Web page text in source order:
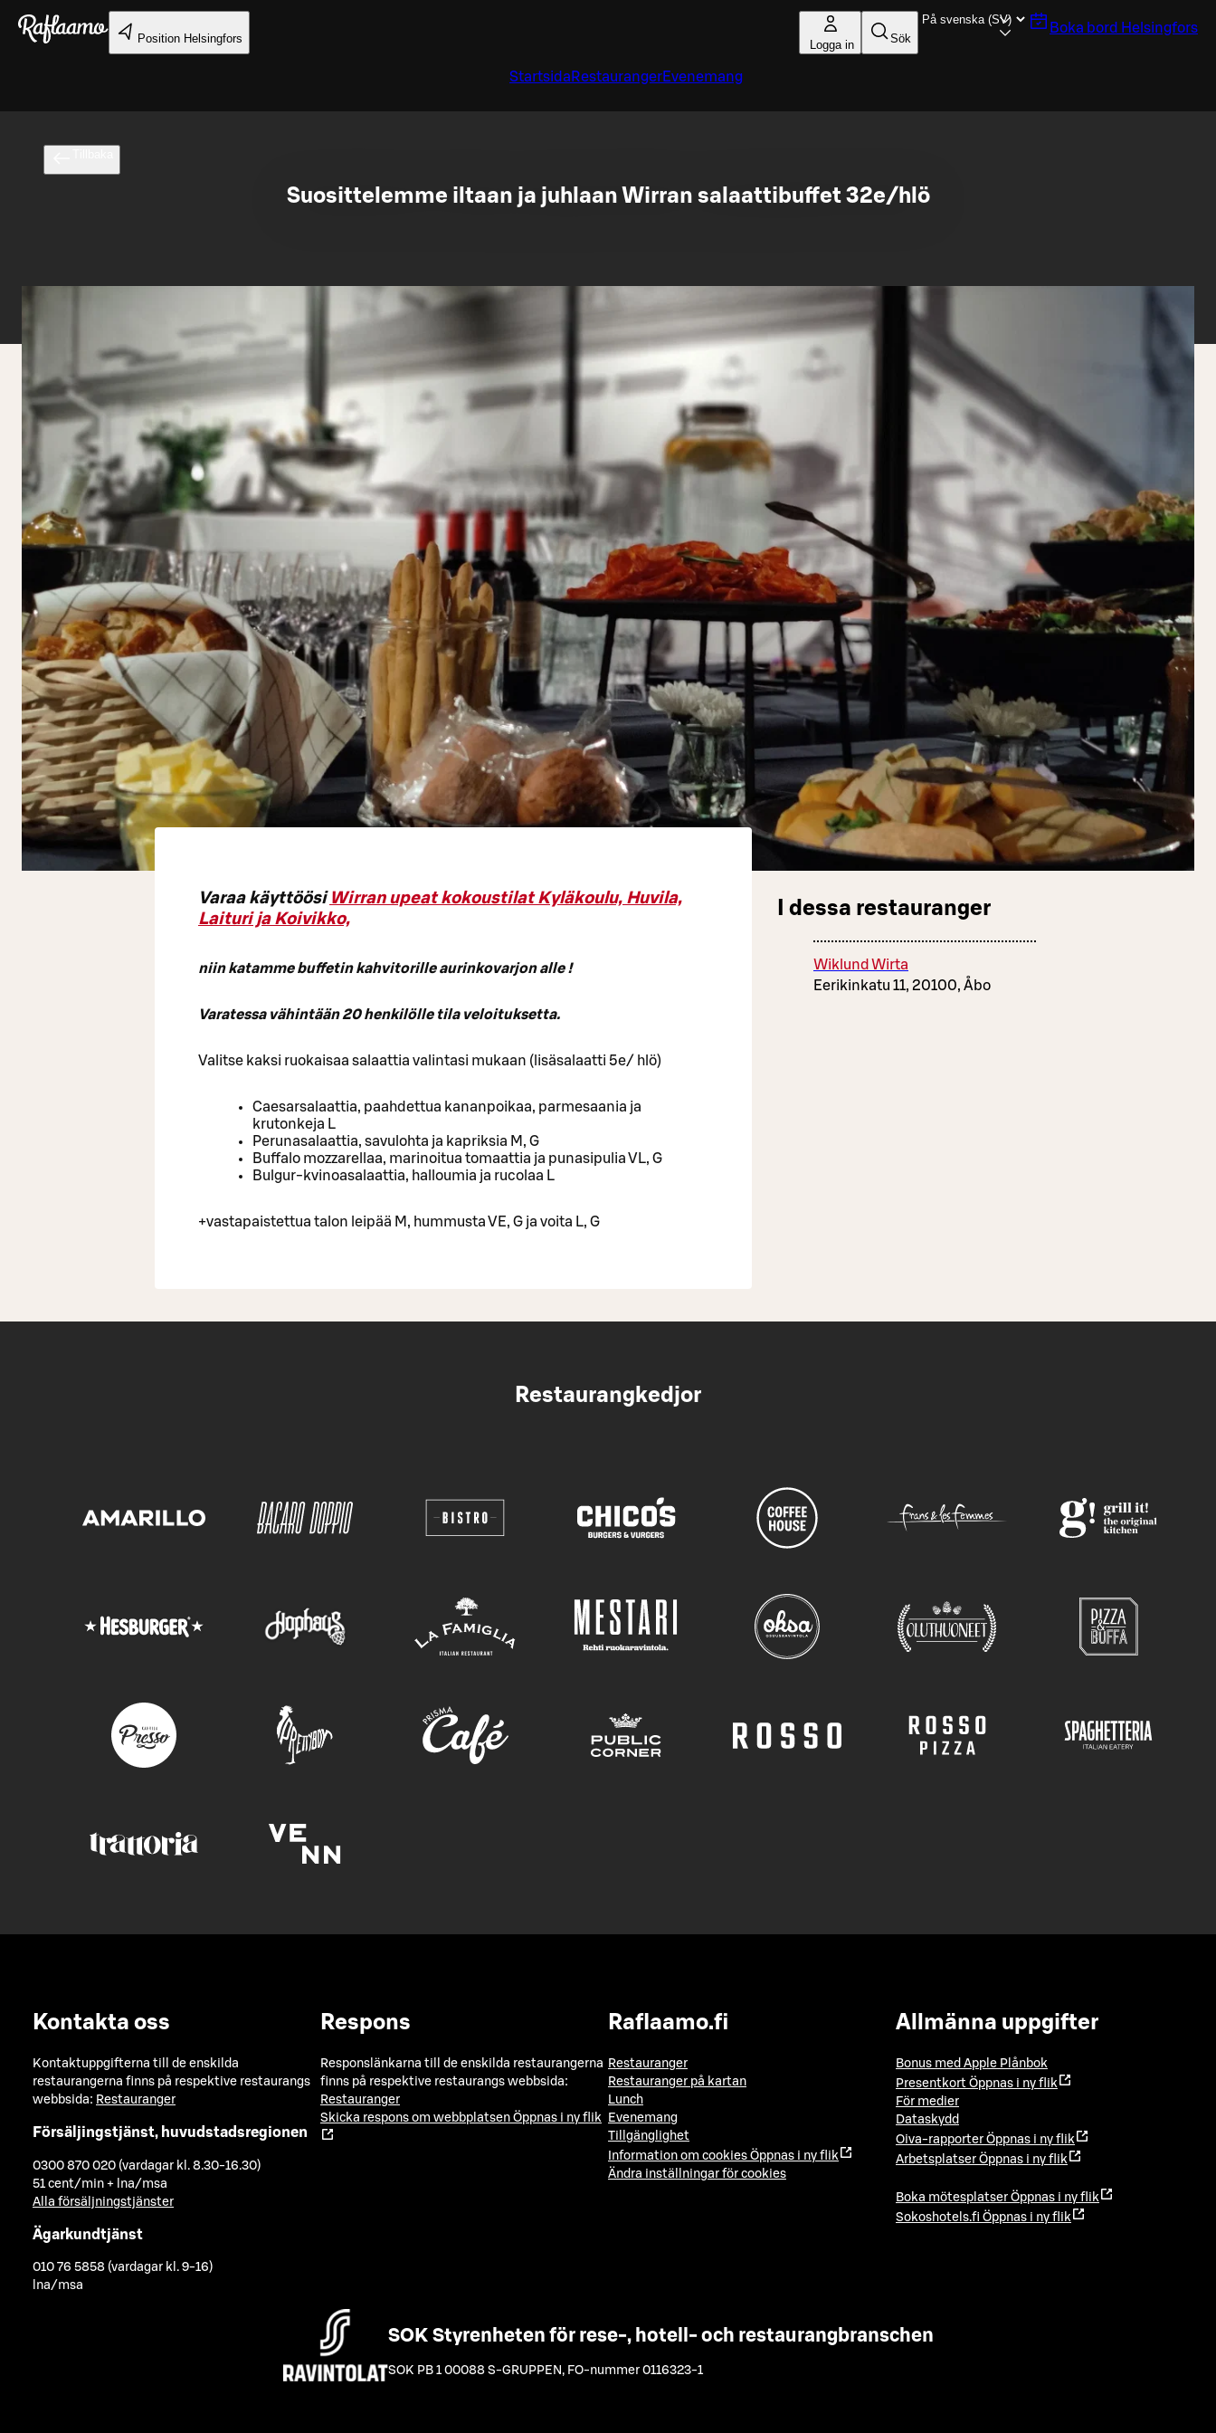
Gå till huvudinnehållet
Position Helsingfors Logga in Sök
Boka bord Helsingfors
Startsida RestaurangerEvenemang
Suosittelemme iltaan ja juhlaan Wirran salaattibuffet 32e/hlö
Varaa käyttöösi Wirran upeat kokoustilat Kyläkoulu, Huvila,
Laituri ja Koivikko,
niin katamme buffetin kahvitorille aurinkovarjon alle !
Varatessa vähintään 20 henkilölle tila veloituksetta.
Valitse kaksi ruokaisaa salaattia valintasi mukaan (lisäsalaatti 5e/ hlö)
Caesarsalaattia, paahdettua kananpoikaa, parmesaania ja
krutonkeja L
Perunasalaattia, savulohta ja kapriksia M, G
Buffalo mozzarellaa, marinoitua tomaattia ja punasipulia VL, G
Bulgur-kvinoasalaattia, halloumia ja rucolaa L
+vastapaistettua talon leipää M, hummusta VE, G ja voita L, G
I dessa restauranger
Wiklund Wirta
Eerikinkatu 11, 20100, Åbo
Restaurangkedjor
Kontakta oss
Kontaktuppgifterna till de enskilda
restaurangerna finns på respektive restaurangs
webbsida: Restauranger
Försäljingstjänst, huvudstadsregionen
0300 870 020 (vardagar kl. 8.30-16.30)
51 cent/min + lna/msa
Alla försäljningstjänster
Ägarkundtjänst
010 76 5858 (vardagar kl. 9-16)
lna/msa
Respons
Responslänkarna till de enskilda restaurangerna
finns på respektive restaurangs webbsida:
Restauranger
Skicka respons om webbplatsen Öppnas i ny flik
Raflaamo.fi
Restauranger
Restauranger på kartan
Lunch
Evenemang
Tillgänglighet
Information om cookies Öppnas i ny flik
Ändra inställningar för cookies
Allmänna uppgifter
Bonus med Apple Plånbok
Presentkort Öppnas i ny flik
För medier
Dataskydd
Oiva-rapporter Öppnas i ny flik
Arbetsplatser Öppnas i ny flik
Boka mötesplatser Öppnas i ny flik
Sokoshotels.fi Öppnas i ny flik
SOK Styrenheten för rese-, hotell- och restaurangbranschen
SOK PB 1 00088 S-GRUPPEN , FO-nummer 0116323-1